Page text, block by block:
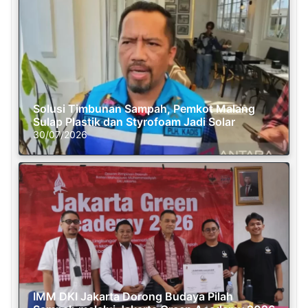
Solusi Timbunan Sampah, Pemkot Malang
Sulap Plastik dan Styrofoam Jadi Solar
30/07/2026
IMM DKI Jakarta Dorong Budaya Pilah